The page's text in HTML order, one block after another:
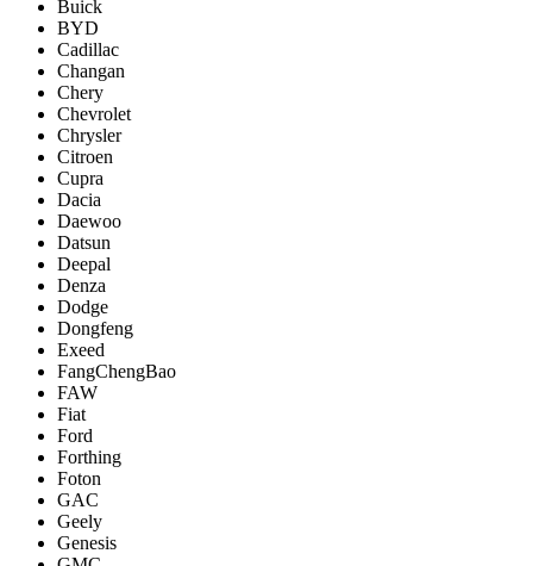
Buick
BYD
Cadillac
Changan
Chery
Chevrolet
Chrysler
Citroen
Cupra
Dacia
Daewoo
Datsun
Deepal
Denza
Dodge
Dongfeng
Exeed
FangChengBao
FAW
Fiat
Ford
Forthing
Foton
GAC
Geely
Genesis